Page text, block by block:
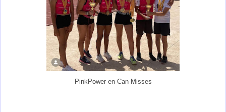
PinkPower en Can Misses